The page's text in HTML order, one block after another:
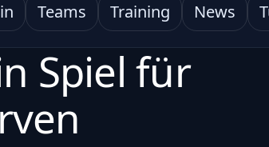
Teams Training News
Spiel für